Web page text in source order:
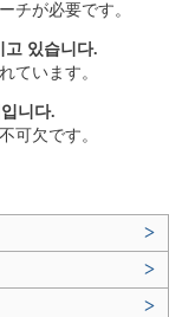
チが必要です。
고 있습니다.
ています。
니다.
可欠です。
>
>
>